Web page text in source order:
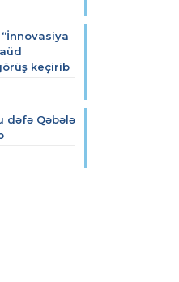
keçirib
dəfə Qəbələ